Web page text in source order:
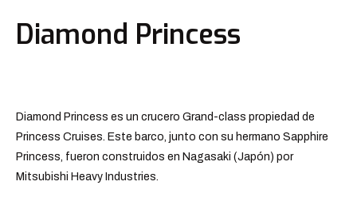
Diamond Princess
Diamond Princess es un crucero Grand-class propiedad de
Princess Cruises. Este barco, junto con su hermano Sapphire
Princess, fueron construidos en Nagasaki (Japón) por
Mitsubishi Heavy Industries.